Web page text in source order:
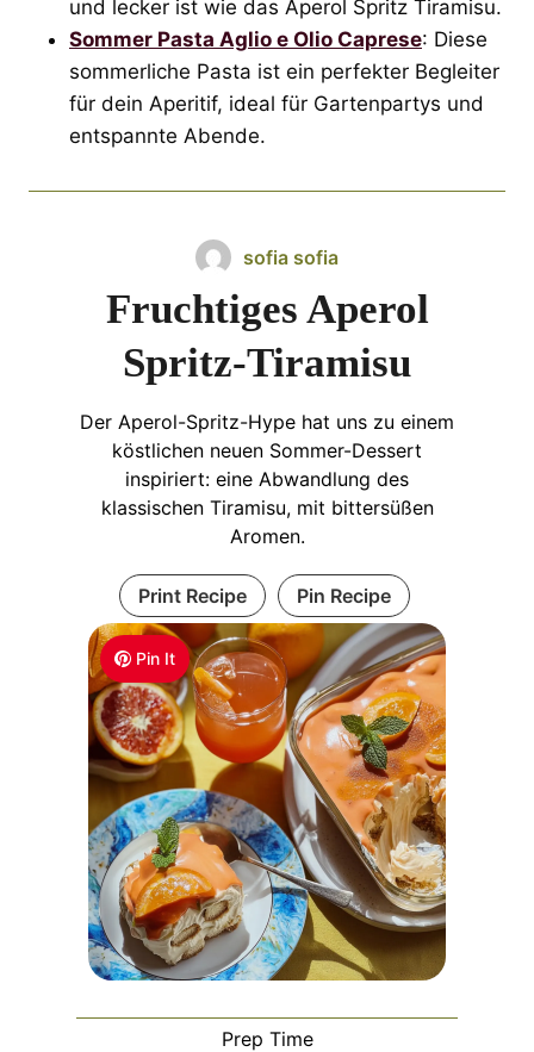
und lecker ist wie das Aperol Spritz Tiramisu.
Sommer Pasta Aglio e Olio Caprese: Diese
sommerliche Pasta ist ein perfekter Begleiter
für dein Aperitif, ideal für Gartenpartys und
entspannte Abende.
Pin It
sofia sofia
Fruchtiges Aperol
Spritz-Tiramisu
Der Aperol-Spritz-Hype hat uns zu einem
köstlichen neuen Sommer-Dessert
inspiriert: eine Abwandlung des
klassischen Tiramisu, mit bittersüßen
Aromen.
Print Recipe Pin Recipe
Prep Time